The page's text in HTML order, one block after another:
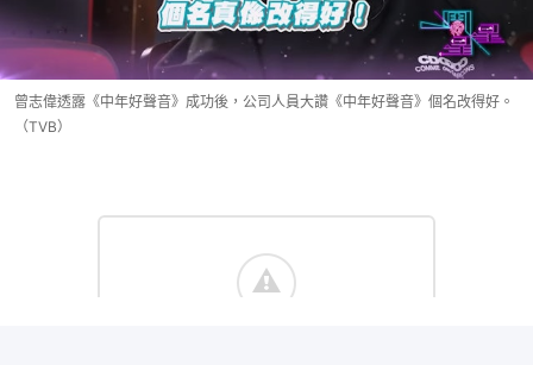
曾志偉透露《中年好聲音》成功後，公司人員大讚《中年好聲音》個名改得好。
（TVB）